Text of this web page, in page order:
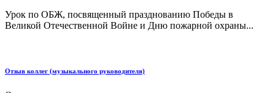
Урок по ОБЖ, посвященный празднованию Победы в
Великой Отечественной Войне и Дню пожарной охраны...
Отзыв коллег (музыкального руководителя)